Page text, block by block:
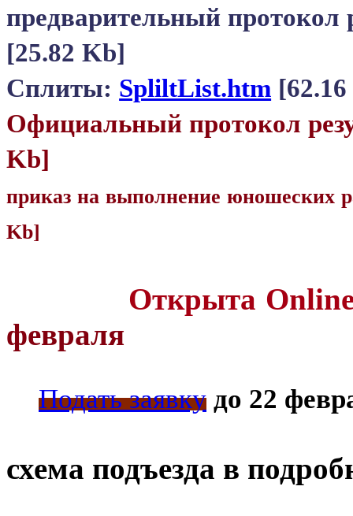
предварительный протокол
[25.82 Kb]
Сплиты: SpliltList.htm
Официальный протокол
Kb]
приказ на выполнение юношеских
Kb]
Открыта Online-
февраля
Подать заявку до 22
схема подъезда в